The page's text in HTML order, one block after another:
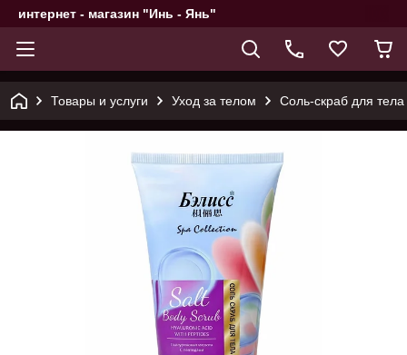
интернет - магазин "Инь - Янь"
Товары и услуги Уход за телом Соль-скраб для